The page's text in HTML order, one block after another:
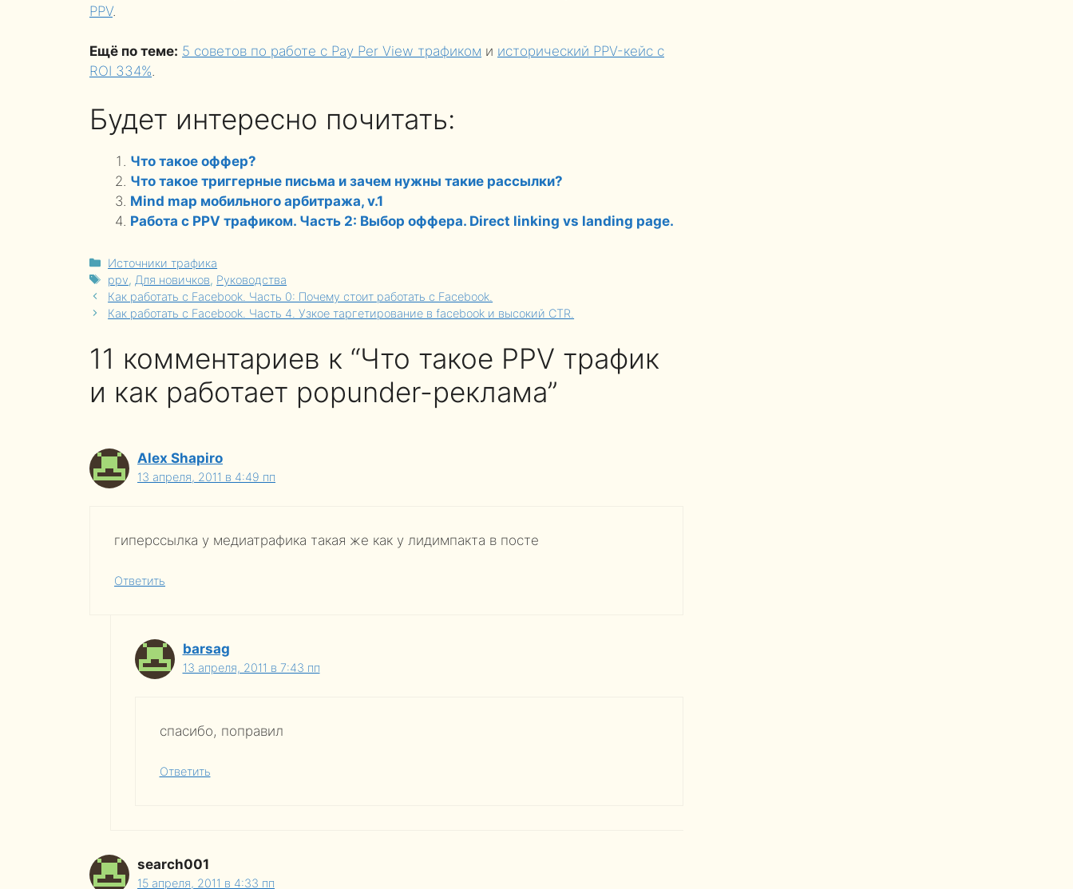
PPV.
Ещё по теме: 5 советов по работе с Pay Per View трафиком и исторический PPV-кейс с
ROI 334%.
Будет интересно почитать:
Что такое оффер?
Что такое триггерные письма и зачем нужны такие рассылки?
Mind map мобильного арбитража, v.1
Работа с PPV трафиком. Часть 2: Выбор оффера. Direct linking vs landing page.
Рубрики
Источники трафика
Метки
ppv, Для новичков, Руководства
Как работать с Facebook. Часть 0: Почему стоит работать с Facebook.
Как работать с Facebook. Часть 4. Узкое таргетирование в facebook и высокий CTR.
11 комментариев к “Что такое PPV трафик
и как работает popunder-реклама”
Alex Shapiro
13 апреля, 2011 в 4:49 пп
гиперссылка у медиатрафика такая же как у лидимпакта в посте
Ответить
barsag
13 апреля, 2011 в 7:43 пп
спасибо, поправил
Ответить
search001
15 апреля, 2011 в 4:33 пп